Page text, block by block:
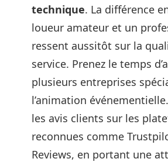
technique. La différence
loueur amateur et un
ressent aussitôt sur la
service. Prenez le temps
plusieurs entreprises
l’animation
les avis clients sur les
reconnues comme
Reviews, en portant une